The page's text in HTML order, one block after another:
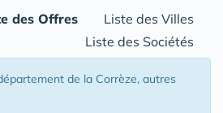
des Offres
Liste des Villes
Liste des Sociétés
de la Corrèze, autres